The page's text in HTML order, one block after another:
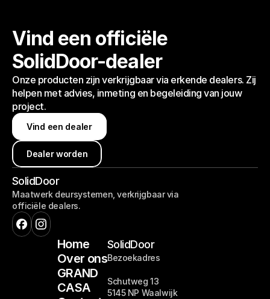
Vind een officiële
SolidDoor-dealer
Onze producten zijn verkrijgbaar via erkende dealers. Zij
helpen met advies, inmeting en begeleiding van jouw
project.
Vind een dealer
Dealer worden
SolidDoor
Maatwerk deursystemen, verkrijgbaar via
officiële dealers.
Home
Over ons
GRAND
CASA
SolidDoor
Bezoekadres
Schutweg 13
5145 NP Waalwijk